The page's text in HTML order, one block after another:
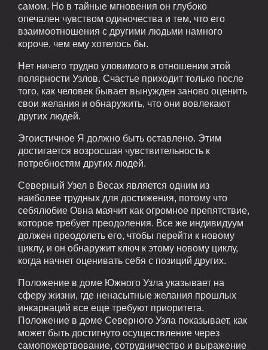
самом. Но в тайные мгновения он глубоко
опечален чувством одиночества и тем, что его
взаимоотношения с другими людьми намного
короче, чем ему хотелось бы.
Нет ничего трудно уловимого в отношении этой
полярности Узлов. Счастье приходит только после
того, как человек бывает вынужден заново оценить
свои желания и обнаружить, что они вовлекают
других людей.
Эгоистичное Я должно быть оставлено. Этим
достигается возросшая чувствительность к
потребностям других людей.
Северный Узел в Весах является одним из
наиболее трудных для достижения, потому что
себялюбие Овна маячит как огромное препятствие,
которое требует преодоления. Все же индивидуум
должен преодолеть его, чтобы перейти к новому
циклу, и он обнаружит ключ к этому новому циклу,
когда начнет оценивать себя с позиций других.
Положение в доме Южного Узла указывает на
сферу жизни, где ненасытные желания прошлых
инкарнаций все еще требуют приоритета.
Положение в доме Северного Узла показывает, как
может быть достигнуто осуществление через
самопожертвование, сотрудничество и выражение